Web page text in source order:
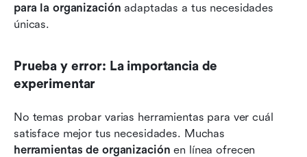
para la organización adaptadas a tus necesidades
únicas.
Prueba y error: La importancia de
experimentar
No temas probar varias herramientas para ver cuál
herramientas de organización en línea ofrecen